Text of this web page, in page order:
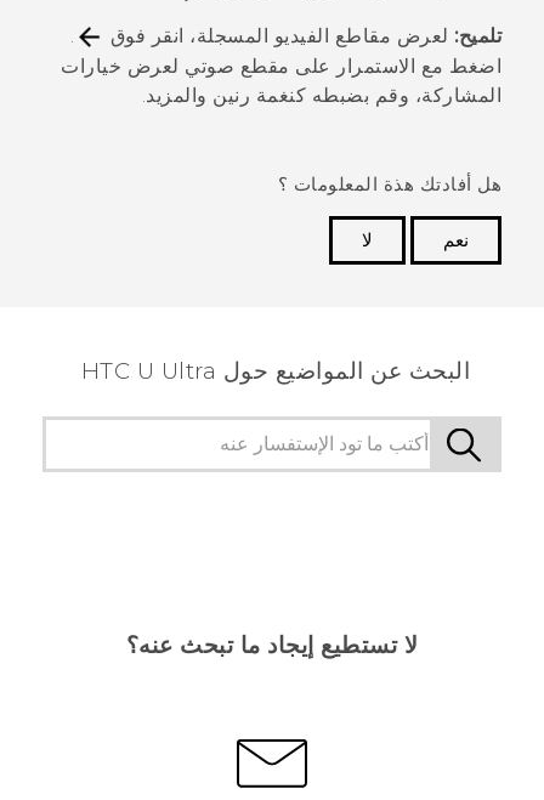
تلميح: لعرض مقاطع الفيديو المسجلة، انقر فوق
اضغط مع الاستمرار على مقطع صوتي لعرض خيارات
المشاركة، وقم بضبطه كنغمة رنين والمزيد.
هل أفادتك هذة المعلومات ؟
نعم
لا
البحث عن المواضيع حول HTC U Ultra
لا تستطيع إيجاد ما تبحث عنه؟